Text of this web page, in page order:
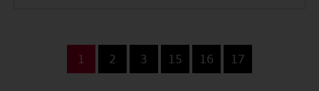
1 2 3 15 16 17